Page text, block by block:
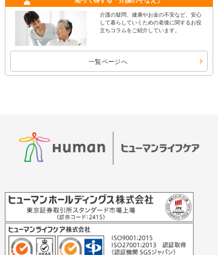
介護の疑問、健康やお金の不安など、安心
して暮らしていくための老後に関するお役
立ちコラムをご紹介しています。
一覧ページへ